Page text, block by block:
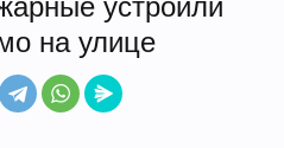
устроили
на улице